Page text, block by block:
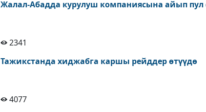
Жалал-Абадда курулуш компаниясына айып
2341
Тажикстанда хиджабга каршы рейддер өтүүдө
4077